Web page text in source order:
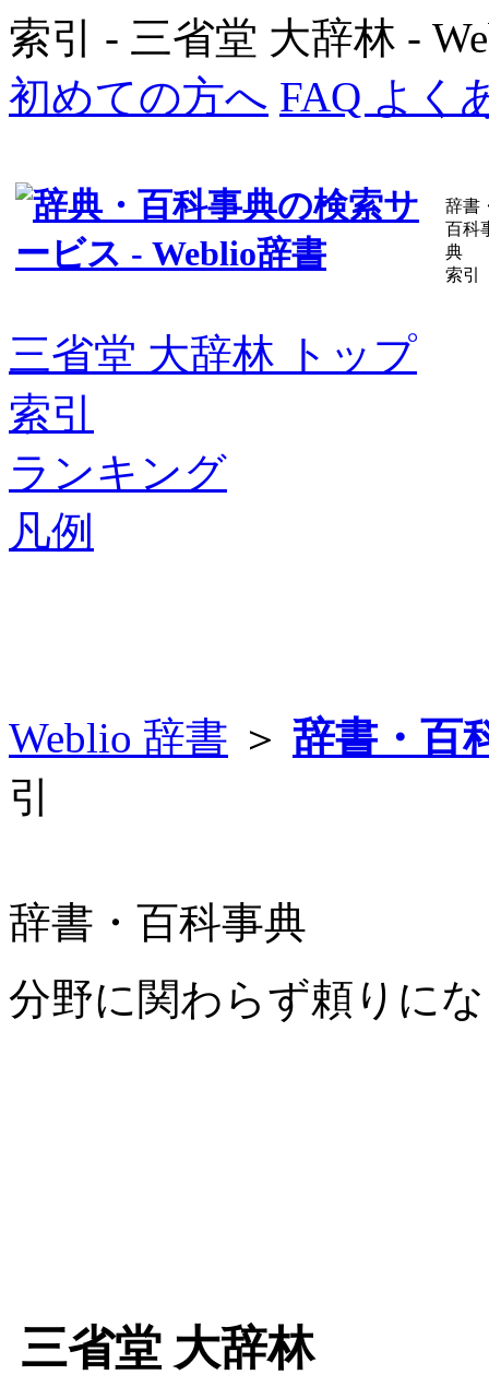
索引 - 三省堂 大辞林 -
初めての方へ FAQ よく
辞書
百科
典
索引
三省堂 大辞林 トップ
索引
ランキング
凡例
Weblio 辞書 ＞ 辞書・百
引
辞書・百科事典
分野に関わらず頼りに
三省堂 大辞林